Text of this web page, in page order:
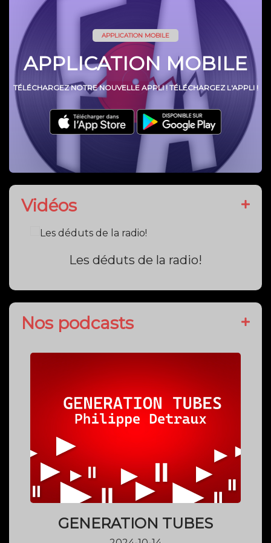
APPLICATION MOBILE
APPLICATION MOBILE
TÉLÉCHARGEZ NOTRE NOUVELLE APPLI ! TÉLÉCHARGEZ L'APPLI !
Vidéos
Les déduts de la radio!
Nos podcasts
GENERATION TUBES